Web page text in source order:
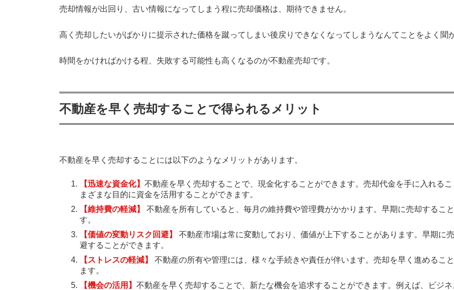
売却情報が出回り、古い情報になってしまう程に売却価格は、期待できません。
高く売却したいがばかりに提示された価格を蹴ってしまい後戻りできなくなってしまうなんてことをよく聞
時間をかければかける程、失敗する可能性も高くなるのが不動産売却です。
不動産を早く売却することで得られるメリット
不動産を早く売却することには以下のようなメリットがあります。
【迅速な資金化】 不動産を早く売却することで、現金化することができます。売却代金を手に入れる
まざまな目的に資金を活用することができます。
【維持費の軽減】
不動産を所有していると、毎月の維持費や管理費がかかります。早期に売却するこ
す。
【価値の変動リスク回避】
不動産市場は常に変動しており、価値が上下することがあります。早期に
避することができます。
【ストレスの軽減】
不動産の所有や管理には、様々な手続きや責任が伴います。売却を早く進めるこ
ます。
【機会の活用】 不動産を早く売却することで、新たな機会を追求することができます。例えば、ビジ